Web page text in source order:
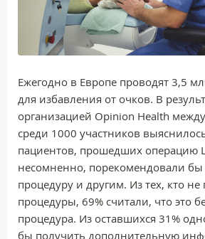
Ежегодно в Европе проводят 3,5
для избавления от очков. В
организацией Opinion Health
среди 1000 участников
пациентов, прошедших операцию
несомненно, порекомендовали
процедуру и другим. Из тех, кто не
процедуры, 69% считали, что это
процедура. Из оставшихся 31%
бы получить дополнительную